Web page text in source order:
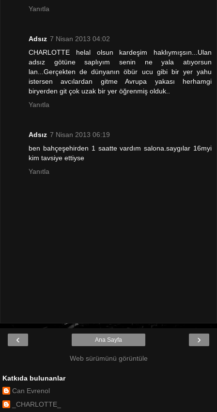
Yanıtla
Adsız 7 Nisan 2013 04:02
CHARLOTTE helal olsun kardeşim haklıymışsın...Ulan
adsız götüne saplıyım senin ne yala atıyorsun
lan...Gerçekten de dünyanın öbür ucu gibi bir yer yahu
istersen avcılardan gitme Avrupa yakası herhamgi
biryerden git çok uzak bir yer öğrenmiş olduk..
Yanıtla
Adsız 7 Nisan 2013 06:19
ben bahçeşehirden 1 saatte vardım salona.saygılar 16myi
kim tavsiye ettiyse
Yanıtla
‹ ›
Ana Sayfa
Web sürümünü görüntüle
Katkıda bulunanlar
Can Evrenol
_CHARLOTTE_